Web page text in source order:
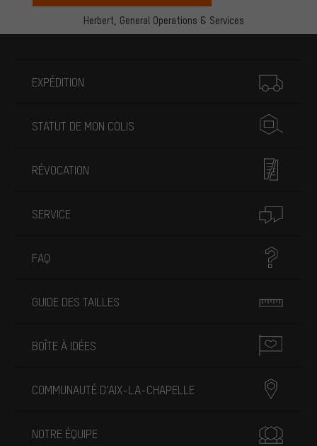
Herbert, General Operations & Services
EXPÉDITION
STATUT DE MON COLIS
RÉVOCATION
SERVICE
FAQ
GUIDE DES TAILLES
BOÎTE À IDÉES
COMMUNAUTÉ D'AIX-LA-CHAPELLE
NOTRE ÉQUIPE